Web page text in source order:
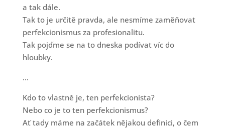
a tak dále.
Tak to je určitě pravda, ale nesmíme zaměňovat
perfekcionismus za profesionalitu.
Tak pojďme se na to dneska podívat víc do
hloubky.
...
Kdo to vlastně je, ten perfekcionista?
Nebo co je to ten perfekcionismus?
Ať tady máme na začátek nějakou definici, o čem